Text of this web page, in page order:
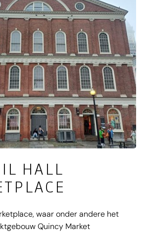
palet met de meest
Een rit over de
Trail is een absolute
name tijdens de Indian
een onvergetelijke belevenis!
HALL
waar onder andere het
Quincy Market